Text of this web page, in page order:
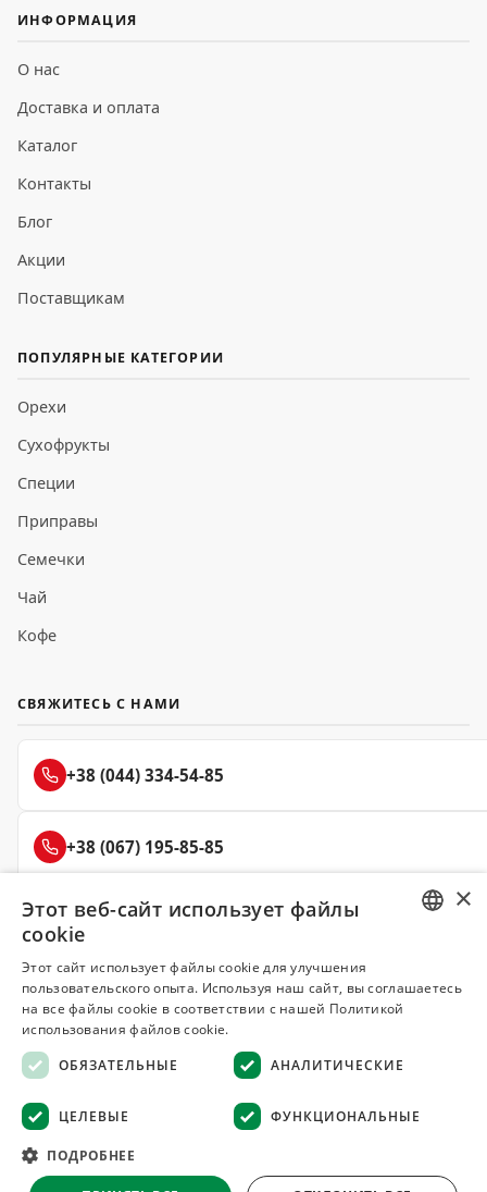
ИНФОРМАЦИЯ
О нас
Доставка и оплата
Каталог
Контакты
Блог
Акции
Поставщикам
ПОПУЛЯРНЫЕ КАТЕГОРИИ
Орехи
Сухофрукты
Специи
Приправы
Семечки
Чай
Кофе
СВЯЖИТЕСЬ С НАМИ
+38 (044) 334-54-85
+38 (067) 195-85-85
+38 (050) 145-85-45
Делюкс
СПЕЦИИ И ПРЯНОСТИ
© 2008–2026 Магазин специй и пряностей Делюкс, Киев
Все материалы на сайте защищены авторским правом
Оферта · Возврат товара · Гарантия качества ·
UKRAINIAN
×
Этот веб-сайт использует файлы
cookie
Этот сайт использует файлы cookie для улучшения
пользовательского опыта. Используя наш сайт, вы соглашаетесь
на все файлы cookie в соответствии с нашей Политикой
использования файлов cookie.
ОБЯЗАТЕЛЬНЫЕ
АНАЛИТИЧЕСКИЕ
ЦЕЛЕВЫЕ ФУНКЦИОНАЛЬНЫЕ
ПОДРОБНЕЕ